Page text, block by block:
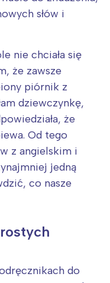
słów i
nie chciała się
że zawsze
piórnik z
dziewczynkę,
że
Od tego
z angielskim i
jedną
co nasze
do